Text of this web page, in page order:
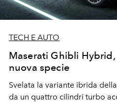
TECH E AUTO
Maserati Ghibli
nuova specie
Svelata la variante ibrida
da un quattro cilindri turbo